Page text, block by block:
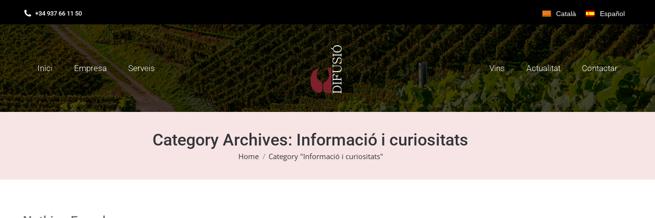
+34 937 66 11 50 Català Español
Inici Empresa Serveis Vins Actualitat Contactar
Category Archives: Informació i curiositats
You are here:
Home Category "Informació i curiositats"